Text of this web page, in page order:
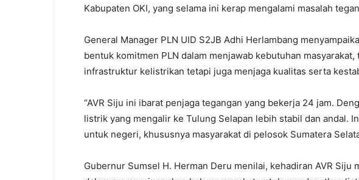
Kabupaten OKI, yang selama ini kerap mengalami masalah
General Manager PLN UID S2JB Adhi Herlambang
bentuk komitmen PLN dalam menjawab kebutuhan masyarakat,
infrastruktur kelistrikan tetapi juga menjaga kualitas serta
“AVR Siju ini ibarat penjaga tegangan yang bekerja 24 jam.
listrik yang mengalir ke Tulung Selapan lebih stabil dan andal.
untuk negeri, khususnya masyarakat di pelosok Sumatera
Gubernur Sumsel H. Herman Deru menilai, kehadiran AVR Siju